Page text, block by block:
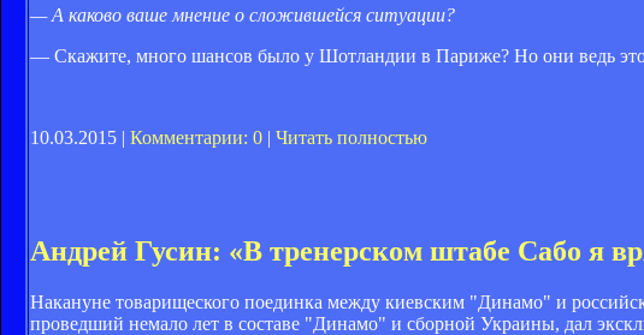
— А каково ваше мнение о сложившейся ситуации?
— Скажите, много шансов было у Шотландии в Париже? Но они ведь
10.03.2015 | Комментарии: 0 | Читать полностью
Андрей Гусин: «В тренерском штабе Сабо я
Накануне товарищеского поединка между киевским "Динамо" и
проведший немало лет в составе "Динамо" и сборной Украины, дал